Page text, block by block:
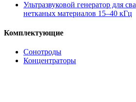
Ультразвуковой генератор для
нетканых материалов 15–40 кГц
Комплектующие
Сонотроды
Концентраторы